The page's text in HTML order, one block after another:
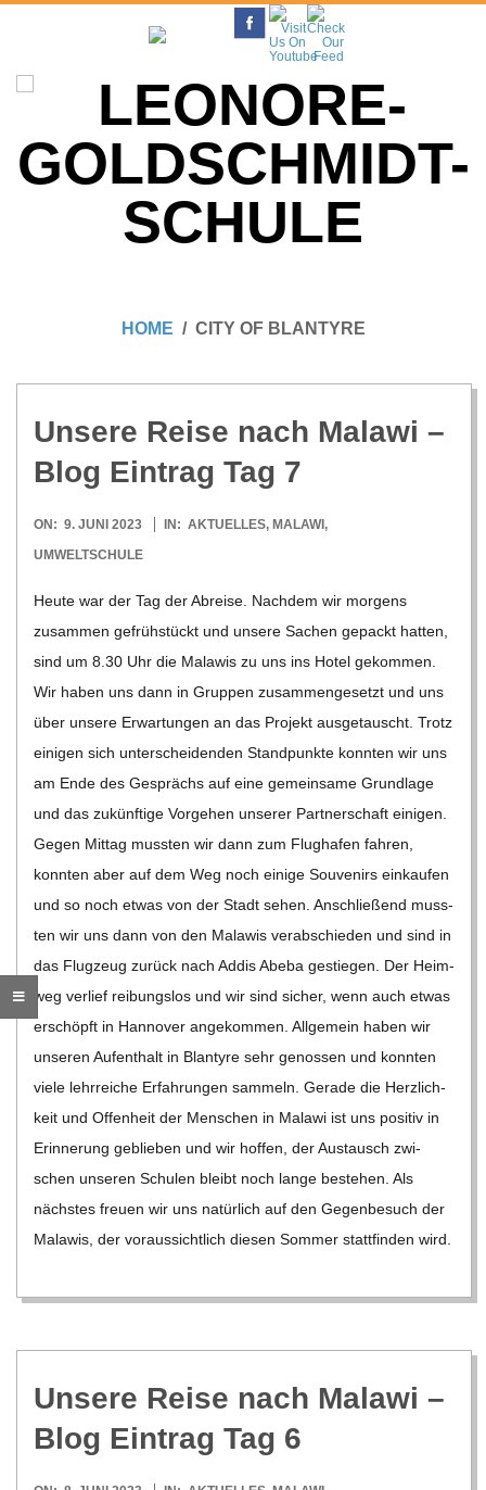
content
O
N
O
R
E
-
G
O
L
D
S
C
H
M
D
T
S
HOME CITY OF BLANTYRE
Unsere Reise nach Malawi –
Blog Ein­trag Tag 7
2023-
06-
ON: 9. JUNI 2023 IN: AKTUELLES, MALAWI ,
UMWELTSCHULE
Heute war der Tag der Abreise. Nach­dem wir mor­gens
zusam­men gefrüh­stückt und unsere Sachen gepackt hat­ten,
sind um 8.30 Uhr die Mala­wis zu uns ins Hotel gekom­men.
Wir haben uns dann in Grup­pen zusam­men­ge­setzt und uns
über unsere Erwar­tun­gen an das Pro­jekt aus­ge­tauscht. Trotz
eini­gen sich unter­schei­den­den Stand­punkte konn­ten wir uns
am Ende des Gesprächs auf eine gemein­same Grund­lage
und das zukünf­tige Vor­ge­hen unse­rer Part­ner­schaft eini­gen.
Gegen Mit­tag muss­ten wir dann zum Flug­ha­fen fah­ren,
konn­ten aber auf dem Weg noch einige Sou­ve­nirs ein­kau­fen
und so noch etwas von der Stadt sehen. Anschlie­ßend muss­
ten wir uns dann von den Mala­wis ver­ab­schie­den und sind in
das Flug­zeug zurück nach Addis Abeba gestie­gen. Der Heim­
weg ver­lief rei­bungs­los und wir sind sicher, wenn auch etwas
erschöpft in Han­no­ver ange­kom­men. All­ge­mein haben wir
unse­ren Auf­ent­halt in Blan­tyre sehr genos­sen und konn­ten
viele lehr­rei­che Erfah­run­gen sam­meln. Gerade die Herz­lich­
keit und Offen­heit der Men­schen in Malawi ist uns posi­tiv in
Erin­ne­rung geblie­ben und wir hof­fen, der Aus­tausch zwi­
schen unse­ren Schu­len bleibt noch lange bestehen. Als
nächs­tes freuen wir uns natür­lich auf den Gegen­be­such der
Mala­wis, der vor­aus­sicht­lich die­sen Som­mer statt­fin­den wird.
Unsere Reise nach Malawi –
Blog Ein­trag Tag 6